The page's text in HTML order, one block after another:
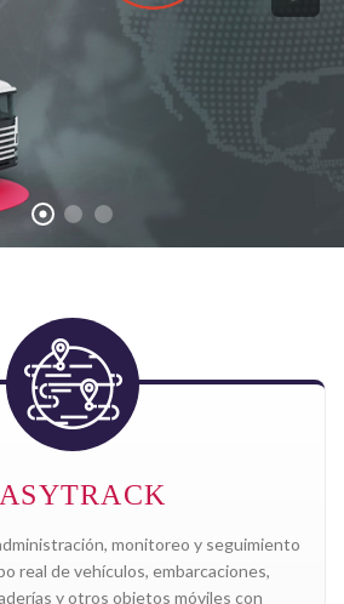
monitoreo y seguimiento
real de vehículos, embarcaciones,
y otros objetos móviles con